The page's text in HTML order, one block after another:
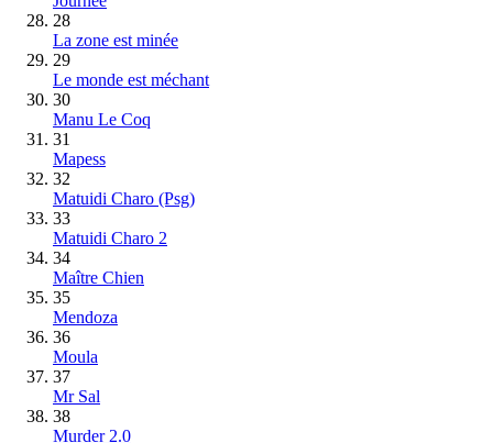
28
La zone est minée
29
Le monde est méchant
30
Manu Le Coq
31
Mapess
32
Matuidi Charo (Psg)
33
Matuidi Charo 2
34
Maître Chien
35
Mendoza
36
Moula
37
Mr Sal
38
Murder 2.0